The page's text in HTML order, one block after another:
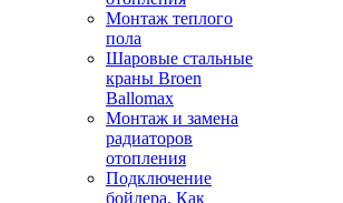
Монтаж теплого
пола
Шаровые стальные
краны Broen
Ballomax
Монтаж и замена
радиаторов
отопления
Подключение
бойлера. Как